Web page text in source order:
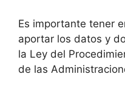
Es importante tener
aportar los datos y
la Ley del
de las